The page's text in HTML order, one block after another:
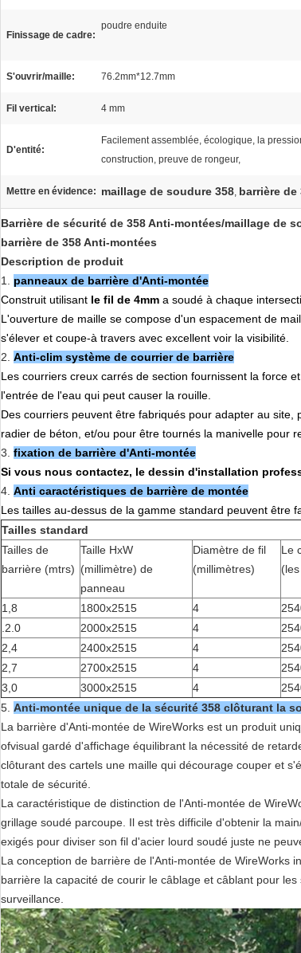
Finissage de cadre:
poudre enduite
S'ouvrir/maille: 76.2mm*12.7mm
Fil vertical: 4 mm
D'entité:
Facilement assemblée, écologique, la
construction, preuve de rongeur,
Mettre en évidence: maillage de soudure 358, barrière de
Barrière de sécurité de 358 Anti-montées/maillage de
barrière de 358 Anti-montées
Description de produit
1. panneaux de barrière d'Anti-montée
Construit utilisant le fil de 4mm a soudé à chaque
L'ouverture de maille se compose d'un espacement de
s'élever et coupe-à travers avec excellent voir la visibilité.
2. Anti-clim système de courrier de barrière
Les courriers creux carrés de section fournissent la force
l'entrée de l'eau qui peut causer la rouille.
Des courriers peuvent être fabriqués pour adapter au
radier de béton, et/ou pour être tournés la manivelle pour
3. fixation de barrière d'Anti-montée
Si vous nous contactez, le dessin d'installation
4. Anti caractéristiques de barrière de montée
Les tailles au-dessus de la gamme standard peuvent être
Tailles standard
Tailles de
barrière (mtrs)
Taille HxW
(millimètre) de
panneau
Diamètre de fil
(millimètres)
Le
1,8 1800x2515 4
.2.0
2000x2515 4
2,4
2400x2515 4
2,7
2700x2515 4
3,0
3000x2515 4
5. Anti-montée unique de la sécurité 358 clôturant la
La barrière d'Anti-montée de WireWorks est un produit
ofvisual gardé d'affichage équilibrant la nécessité de
clôturant des cartels une maille qui décourage couper et
totale de sécurité.
La caractéristique de distinction de l'Anti-montée de
grillage soudé parcoupe. Il est très difficile d'obtenir la
exigés pour diviser son fil d'acier lourd soudé juste ne
La conception de barrière de l'Anti-montée de WireWorks
barrière la capacité de courir le câblage et câblant pour
surveillance.